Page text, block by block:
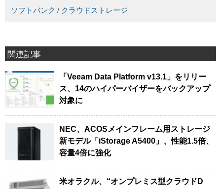
ソフトバンク / クラウドストレージ
関連記事
「Veeam Data Platform v13.1」をリリー
ス、14のハイパーバイザーをバックアップ
対象に
NEC、ACOSメインフレーム用ストレージ
新モデル「iStorage A5400」、性能1.5倍、
容量4倍に強化
米オラクル、“オンプレミス型クラウドD